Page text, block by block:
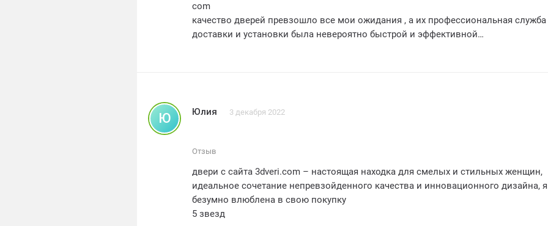
com
качество дверей превзошло все мои ожидания , а их профессиональная служба
доставки и установки была невероятно быстрой и эффективной
Ю Юлия 3 декабря 2022
Отзыв
двери с сайта 3dveri.com – настоящая находка для смелых и стильных женщин,
идеальное сочетание непревзойденного качества и инновационного дизайна, я
безумно влюблена в свою покупку
5 звезд